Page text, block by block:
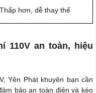
Thấp hơn, dễ thay thế
110V an toàn, hiệu
Yên Phát khuyên bạn cần
bảo an toàn điện và kéo